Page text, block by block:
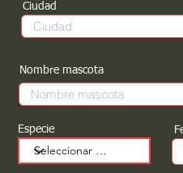
Ciudad
Nombre mascota
Especie